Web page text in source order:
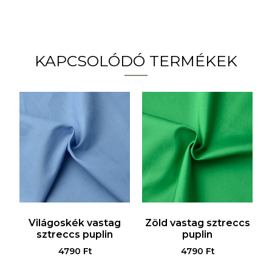
KAPCSOLÓDÓ TERMÉKEK
Világoskék vastag
sztreccs puplin
4790 Ft
Zöld vastag sztreccs
puplin
4790 Ft